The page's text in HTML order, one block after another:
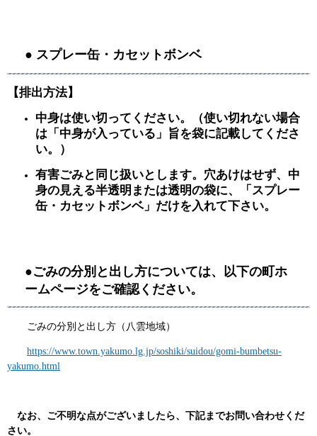
● スプレー缶・カセットボンベ
【排出方法】
中身は使い切ってください。（使い切れない場合
は「中身が入っている」旨を袋に記載してくださ
い。）
有害ごみと同じ扱いとします。穴あけはせず、中
身の見える半透明または透明の袋に、「スプレー
缶・カセットボンベ」だけを入れて下さい。
●ごみの分別と出し方については、以下の町ホ
ームページをご確認ください。
ごみの分別と出し方（八雲地域）
https://www.town.yakumo.lg.jp/soshiki/suidou/gomi-bumbetsu-
yakumo.html
なお、ご不明な点がございましたら、下記までお問い合わせくだ
さい。